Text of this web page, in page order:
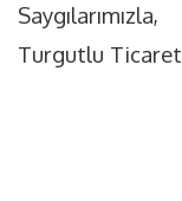
Saygılarımızla,
Turgutlu Ticaret